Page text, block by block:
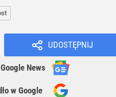
UDOSTĘPNIJ
Google News
w Google